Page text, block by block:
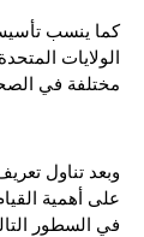
كما ينسب تأسيس
الولايات
مختلفة في الصحف
وبعد تناول
على أهمية
في السطور التالية